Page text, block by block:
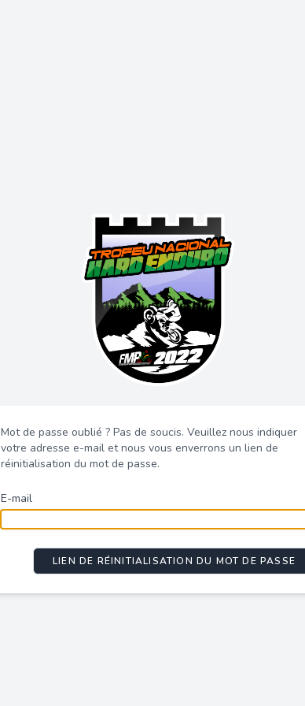
Mot de passe oublié ? Pas de soucis. Veuillez nous indiquer
votre adresse e-mail et nous vous enverrons un lien de
réinitialisation du mot de passe.
E-mail
LIEN DE RÉINITIALISATION DU MOT DE PASSE